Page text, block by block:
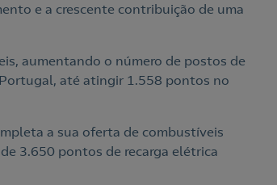
e a crescente contribuição de uma
aumentando o número de postos de
até atingir 1.558 pontos no
a sua oferta de combustíveis
3.650 pontos de recarga elétrica